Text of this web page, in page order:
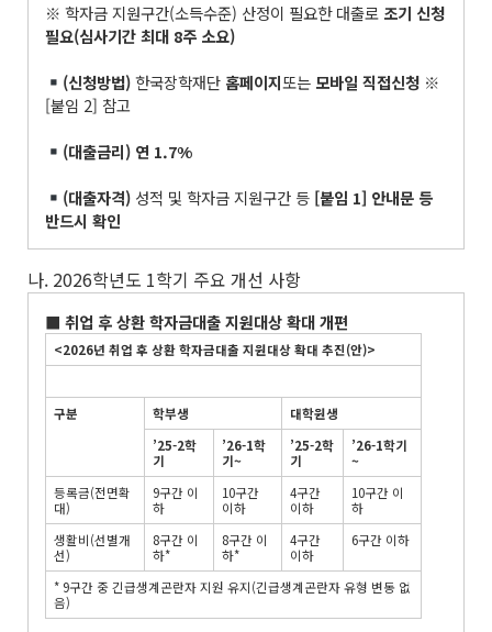
※ 학자금 지원구간(소득수준) 산정이 필요한 대출로 조기 신청
필요(심사기간 최대 8주 소요)
(신청방법)한국장학재단 홈페이지또는 모바일 직접신청 ※
[붙임 2] 참고
(대출금리) 연 1.7%
(대출자격) 성적 및 학자금 지원구간 등 [붙임 1] 안내문 등
반드시 확인
나. 2026학년도 1학기 주요 개선 사항
■ 취업 후 상환 학자금대출 지원대상 확대 개편
<2026년 취업 후 상환 학자금대출 지원대상 확대 추진(안)>
구분 학부생
대학원생
’25-2학
기
’26-1학
기~
’25-2학
기
’26-1학기
~
등록금(전면확
대)
9구간 이
하
10구간
이하
4구간
이하
10구간 이
하
생활비(선별개
선)
8구간 이
하*
8구간 이
하*
4구간
이하
6구간 이하
* 9구간 중 긴급생계곤란자 지원 유지(긴급생계곤란자 유형 변동 없
음)